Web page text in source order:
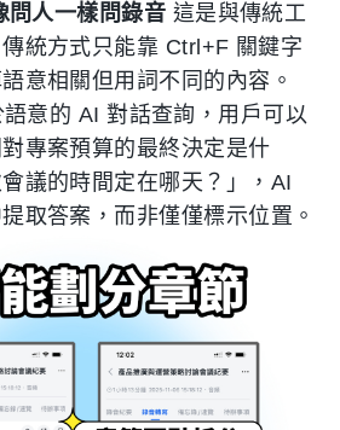
問人一樣問錄音 這是與傳統工
統方式只能靠 Ctrl+F 關鍵字
意相關但用詞不同的內容。
意的 AI 對話查詢，用戶可以
專案預算的最終決定是什
議的時間定在哪天？」，AI
取答案，而非僅僅標示位置。